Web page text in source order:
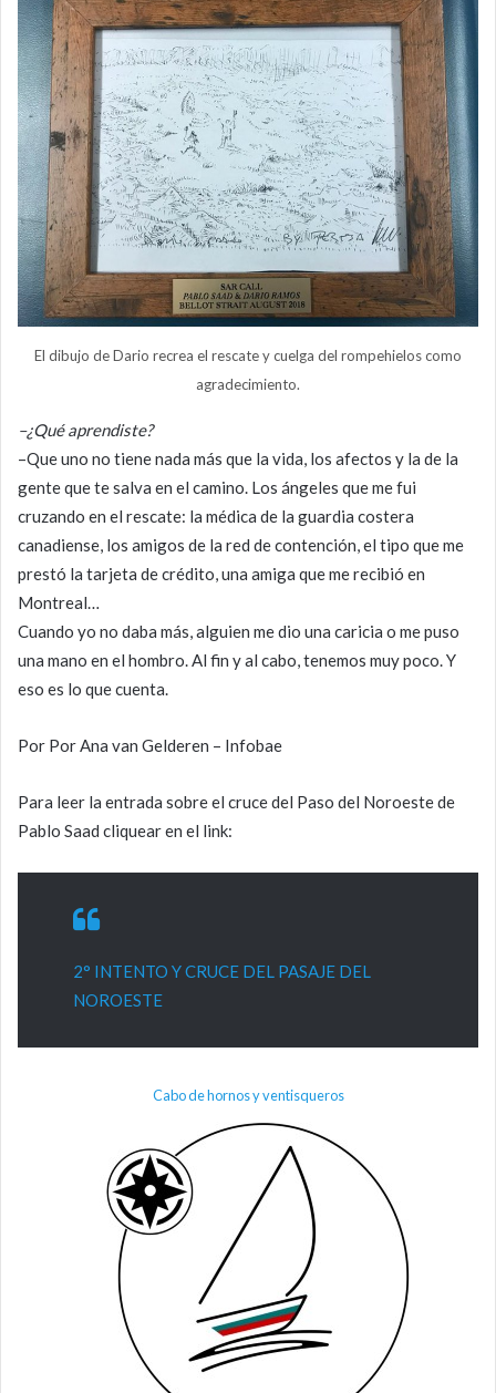
El dibujo de Dario recrea el rescate y cuelga del rompehielos como
agradecimiento.
–¿Qué aprendiste?
–Que uno no tiene nada más que la vida, los afectos y la de la
gente que te salva en el camino. Los ángeles que me fui
cruzando en el rescate: la médica de la guardia costera
canadiense, los amigos de la red de contención, el tipo que me
prestó la tarjeta de crédito, una amiga que me recibió en
Montreal…
Cuando yo no daba más, alguien me dio una caricia o me puso
una mano en el hombro. Al fin y al cabo, tenemos muy poco. Y
eso es lo que cuenta.
Por Por Ana van Gelderen – Infobae
Para leer la entrada sobre el cruce del Paso del Noroeste de
Pablo Saad cliquear en el link:
2° INTENTO Y CRUCE DEL PASAJE DEL
NOROESTE
Cabo de hornos y ventisqueros